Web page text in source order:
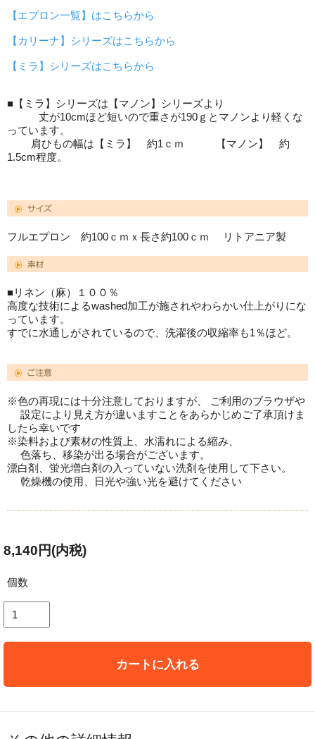
【エプロン一覧】はこちらから
【カリーナ】シリーズはこちらから
【ミラ】シリーズはこちらから
■【ミラ】シリーズは【マノン】シリーズより
丈が10cmほど短いので重さが190ｇとマノンより軽くな
っています。
肩ひもの幅は【ミラ】 約1ｃｍ 【マノン】 約
1.5cm程度。
フルエプロン 約100ｃｍｘ長さ約100ｃｍ リトアニア製
■リネン（麻）１００％
高度な技術によるwashed加工が施されやわらかい仕上がりにな
っています。
すでに水通しがされているので、洗濯後の収縮率も1％ほど。
※色の再現には十分注意しておりますが、 ご利用のブラウザや
設定により見え方が違いますことをあらかじめご了承頂けま
したら幸いです
※染料および素材の性質上、水濡れによる縮み、
色落ち、移染が出る場合がございます。
漂白剤、蛍光増白剤の入っていない洗剤を使用して下さい。
乾燥機の使用、日光や強い光を避けてください
8,140円(内税)
個数
カートに入れる